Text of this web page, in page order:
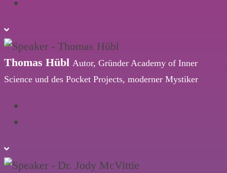
Thomas Hübl Autor, Gründer Academy of Inner
Science und des Pocket Projects, moderner Mystiker